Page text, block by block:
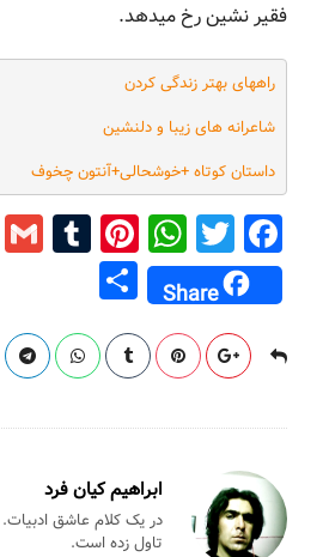
فقیر نشین رخ میدهد.
راههای بهتر زندگی کردن
شاعرانه های زیبا و دلنشین
داستان کوتاه +خوشحالی+آنتون چخوف
F
a
c
e
b
o
o
k
T
wi
tt
er
W
h
at
s
A
p
p
Pi
nt
er
e
st
T
u
bl
r
Share
h
ar
e
ابراهیم کیان فرد
در یک کلام عاشق ادبیات.
تاول زده است.